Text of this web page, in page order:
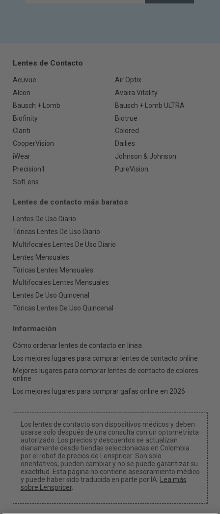
Lentes de Contacto
Acuvue
Air Optix
Alcon
Avaira Vitality
Bausch + Lomb
Bausch + Lomb ULTRA
Biofinity
Biotrue
Clariti
Colored
CooperVision
Dailies
iWear
Johnson & Johnson
Precision1
PureVision
SofLens
Lentes de contacto más baratos
Lentes De Uso Diario
Tóricas Lentes De Uso Diario
Multifocales Lentes De Uso Diario
Lentes Mensuales
Tóricas Lentes Mensuales
Multifocales Lentes Mensuales
Lentes De Uso Quincenal
Tóricas Lentes De Uso Quincenal
Información
Cómo ordenar lentes de contacto en línea
Los mejores lugares para comprar lentes de contacto online
Mejores lugares para comprar lentes de contacto de colores
online
Los mejores lugares para comprar gafas online en 2026
Los lentes de contacto son dispositivos médicos y deben
usarse solo después de una consulta con un optometrista
autorizado. Los precios y descuentos se actualizan
diariamente desde tiendas seleccionadas en Colombia
por el robot de precios de Lenspricer. Son solo
orientativos, pueden cambiar y no se puede garantizar su
exactitud. Esta página no contiene asesoramiento médico
y puede haber sido traducida en parte por IA.
Lea más
sobre Lenspricer.